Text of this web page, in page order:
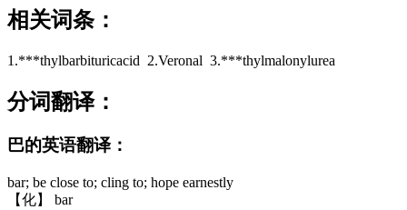
相关词条：
1.***thylbarbituricacid 2.Veronal 3.***thylmalonylurea
分词翻译：
巴的英语翻译：
bar; be close to; cling to; hope earnestly
【化】 bar